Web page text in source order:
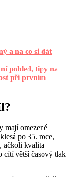
a na co si dát
pohled, tipy na
při prvním
mají omezené
po 35. roce,
ačkoli kvalita
cítí větší časový tlak